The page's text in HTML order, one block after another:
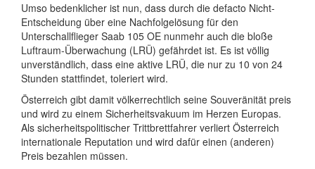
Umso bedenklicher ist nun, dass durch die defacto Nicht-
Entscheidung über eine Nachfolgelösung für den
Unterschallflieger Saab 105 OE nunmehr auch die bloße
Luftraum-Überwachung (LRÜ) gefährdet ist. Es ist völlig
unverständlich, dass eine aktive LRÜ, die nur zu 10 von 24
Stunden stattfindet, toleriert wird.
Österreich gibt damit völkerrechtlich seine Souveränität preis
und wird zu einem Sicherheitsvakuum im Herzen Europas.
Als sicherheitspolitischer Trittbrettfahrer verliert Österreich
internationale Reputation und wird dafür einen (anderen)
Preis bezahlen müssen.